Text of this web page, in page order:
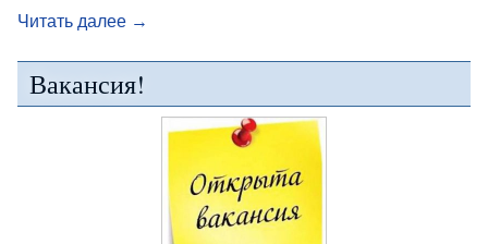
Читать далее →
Вакансия!